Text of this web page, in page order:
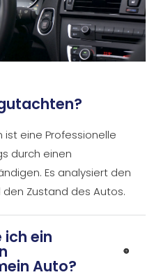
eine Professionelle
durch einen
Es analysiert den
Zustand des Autos.
ein
Auto?